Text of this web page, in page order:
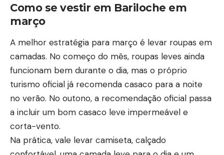
Como se vestir em Bariloche em
março
A melhor estratégia para março é levar roupas em
camadas. No começo do mês, roupas leves ainda
funcionam bem durante o dia, mas o próprio
turismo oficial já recomenda casaco para a noite
no verão. No outono, a recomendação oficial passa
a incluir um bom casaco leve impermeável e
corta-vento.
Na prática, vale levar camiseta, calçado